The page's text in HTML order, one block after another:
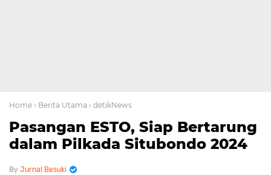
Home › Berita Utama › detikNews
Pasangan ESTO, Siap Bertarung
dalam Pilkada Situbondo 2024
Jurnal Besuki